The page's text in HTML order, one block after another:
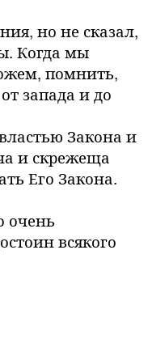
но не сказал,
Когда мы
помнить,
запада и до
Закона и
и скрежеща
Его Закона.
очень
всякого